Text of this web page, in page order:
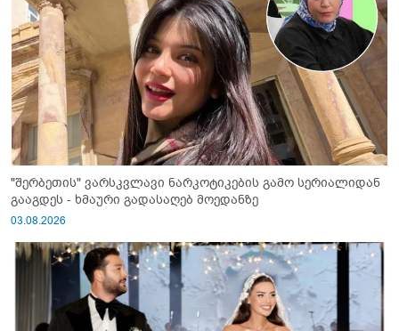
"შერბეთის" ვარსკვლავი ნარკოტიკების გამო სერიალიდან
გააგდეს - ხმაური გადასაღებ მოედანზე
03.08.2026